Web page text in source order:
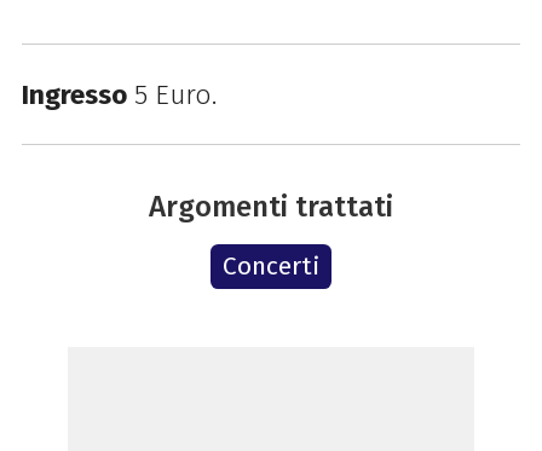
Ingresso5 Euro.
Argomenti trattati
Concerti